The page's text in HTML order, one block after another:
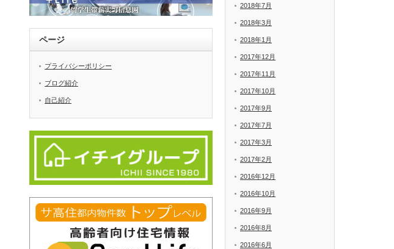
ページ
プライバシーポリシー
ブログ紹介
自己紹介
2018年7月
2018年3月
2018年1月
2017年12月
2017年11月
2017年10月
2017年9月
2017年7月
2017年3月
2017年2月
2016年12月
2016年10月
2016年9月
2016年8月
2016年6月